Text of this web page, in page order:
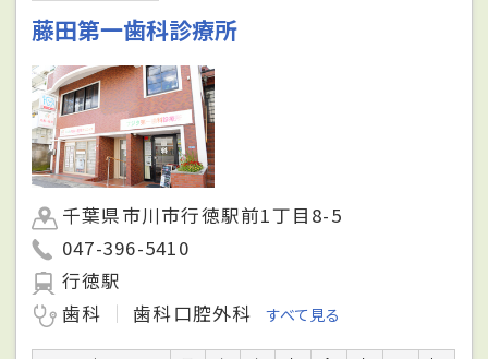
藤田第一歯科診療所
千葉県市川市行徳駅前1丁目8-5
047-396-5410
行徳駅
歯科
歯科口腔外科 すべて見る